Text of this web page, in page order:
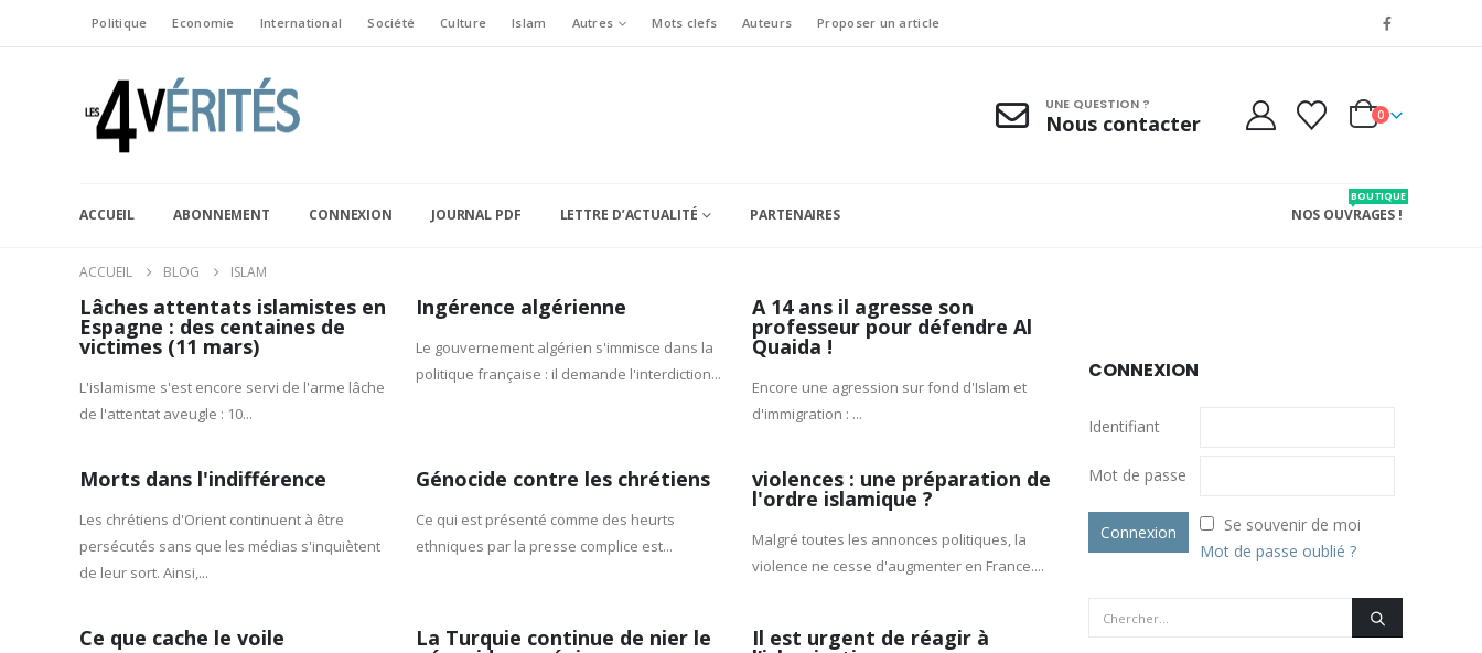
Politique Economie International Société Culture Islam Autres Mots clefs Auteurs Proposer un article
UNE QUESTION ?
Nous contacter 0
ACCUEIL ABONNEMENT CONNEXION JOURNAL PDF LETTRE D’ACTUALITÉ PARTENAIRES NOS OUVRAGES !
BOUTIQUE
ACCUEIL BLOG ISLAM
Lâches attentats islamistes en
Espagne : des centaines de
victimes (11 mars)
L'islamisme s'est encore servi de l'arme lâche
de l'attentat aveugle : 10...
Ingérence algérienne
Le gouvernement algérien s'immisce dans la
politique française : il demande l'interdiction...
A 14 ans il agresse son
professeur pour défendre Al
Quaida !
Encore une agression sur fond d'Islam et
d'immigration : ...
Morts dans l'indifférence
Les chrétiens d'Orient continuent à être
persécutés sans que les médias s'inquiètent
de leur sort. Ainsi,...
Génocide contre les chrétiens
Ce qui est présenté comme des heurts
ethniques par la presse complice est...
violences : une préparation de
l'ordre islamique ?
Malgré toutes les annonces politiques, la
violence ne cesse d'augmenter en France....
Ce que cache le voile La Turquie continue de nier le Il est urgent de réagir à
CONNEXION
Identifiant
Mot de passe
Se souvenir de moi
Mot de passe oublié ?